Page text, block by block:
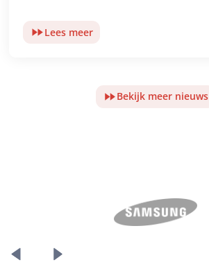
Lees meer
Bekijk meer nieuws